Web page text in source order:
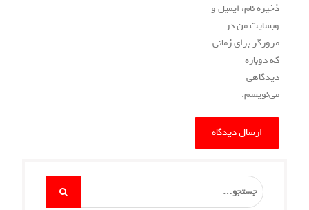
ذخیره نام، ایمیل و
وبسایت من در
مرورگر برای زمانی
که دوباره
دیدگاهی
می‌نویسم.
Search
for: